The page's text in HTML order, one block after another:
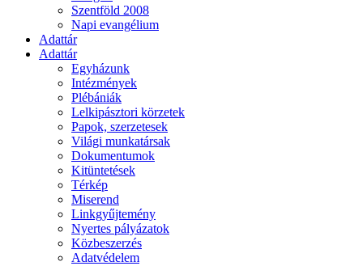
Szentföld 2008
Napi evangélium
Adattár
Adattár
Egyházunk
Intézmények
Plébániák
Lelkipásztori körzetek
Papok, szerzetesek
Világi munkatársak
Dokumentumok
Kitüntetések
Térkép
Miserend
Linkgyűjtemény
Nyertes pályázatok
Közbeszerzés
Adatvédelem